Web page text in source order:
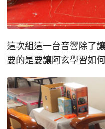
這次組這一台音響除了
要的是要讓阿玄學習如